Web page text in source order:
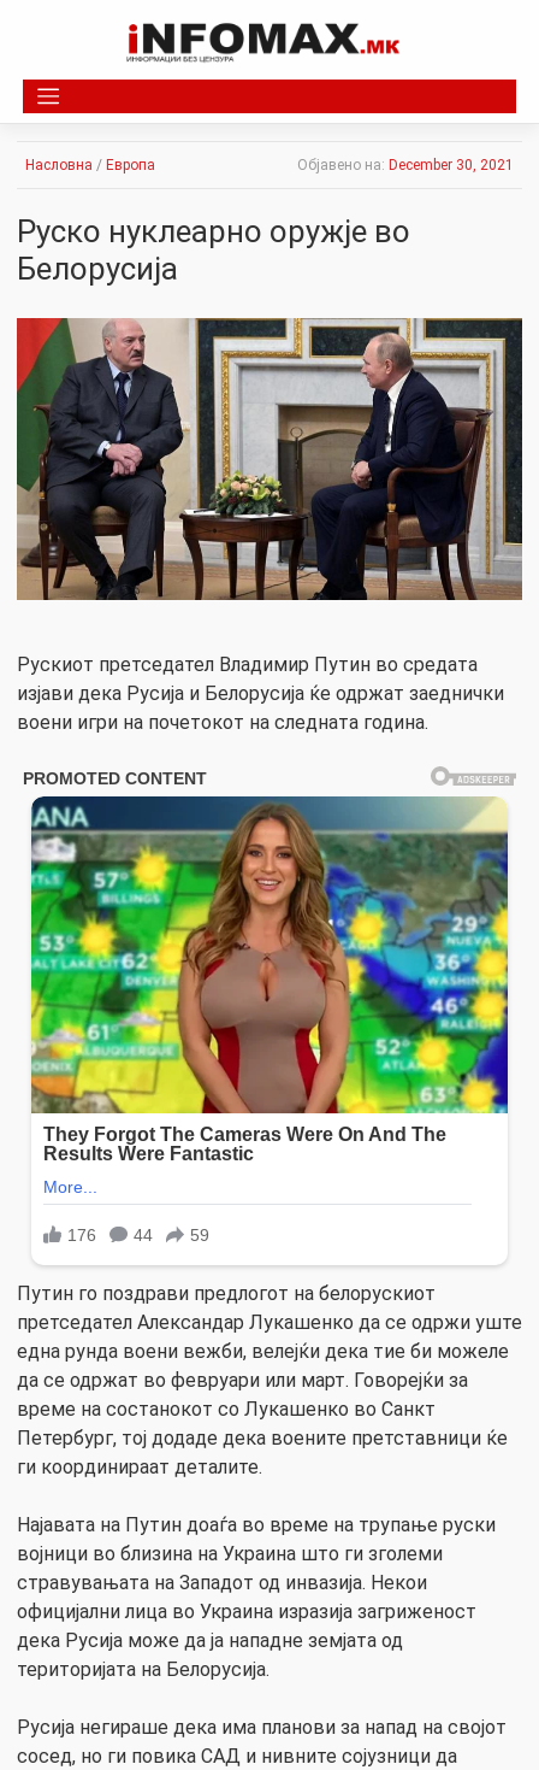
Насловна / Европа Објавено на: December 30, 2021
Руско нуклеарно оружје во
Белорусија
Рускиот претседател Владимир Путин во средата
изјави дека Русија и Белорусија ќе одржат заеднички
воени игри на почетокот на следната година.
Путин го поздрави предлогот на белорускиот
претседател Александар Лукашенко да се одржи уште
една рунда воени вежби, велејќи дека тие би можеле
да се одржат во февруари или март. Говорејќи за
време на состанокот со Лукашенко во Санкт
Петербург, тој додаде дека воените претставници ќе
ги координираат деталите.
Најавата на Путин доаѓа во време на трупање руски
војници во близина на Украина што ги зголеми
стравувањата на Западот од инвазија. Некои
официјални лица во Украина изразија загриженост
дека Русија може да ја нападне земјата од
територијата на Белорусија.
Русија негираше дека има планови за напад на својот
сосед, но ги повика САД и нивните сојузници да